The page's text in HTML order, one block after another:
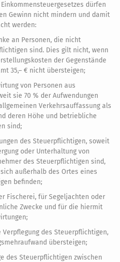
dürfen
Gewinn nicht mindern und damit
werden:
an Personen, die nicht
sind. Dies gilt nicht, wenn
der Gegenstände
35,– € nicht übersteigen;
von Personen aus
sie 70 % der Aufwendungen
Verkehrsauffassung als
deren Höhe und betriebliche
sind;
des Steuerpflichtigen, soweit
oder Unterhaltung von
des Steuerpflichtigen sind,
außerhalb des Ortes eines
befinden;
Fischerei, für Segeljachten oder
Zwecke und für die hiermit
des Steuerpflichtigen,
übersteigen;
des Steuerpflichtigen zwischen